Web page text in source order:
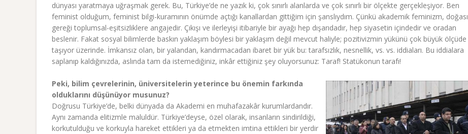
dünyası yaratmaya uğraşmak gerek. Bu, Türkiye’de ne yazık ki, çok sınırlı alanlarda ve çok sınırlı bir ölçekte gerçekleşiyor. Ben
feminist olduğum, feminist bilgi-kuramının önümde açtığı kanallardan gittiğim için şanslıydım. Çünkü akademik feminizm, doğası
gereği toplumsal-eşitsizliklere angajedir. Çıkışı ve ilerleyişi itibariyle bir ayağı hep dışarıdadır, hep siyasetin içindedir ve oradan
beslenir. Fakat sosyal bilimlerde baskın yaklaşım böylesi bir yaklaşım değil mevcut haliyle; pozitivizmin yükünü çok büyük ölçüde
taşıyor üzerinde. İmkansız olan, bir yalandan, kandırmacadan ibaret bir yük bu: tarafsızlık, nesnellik, vs. vs. iddiaları. Bu iddialara
saplanıp kaldığınızda, aslında tam da istemediğiniz, inkâr ettiğiniz şey oluyorsunuz: Taraf! Statükonun tarafı!
Peki, bilim çevrelerinin, üniversitelerin yeterince bu önemin farkında
olduklarını düşünüyor musunuz?
Doğrusu Türkiye’de, belki dünyada da Akademi en muhafazakâr kurumlardandır.
Aynı zamanda elitizmle maluldür. Türkiye’deyse, özel olarak, insanların sindirildiği,
korkutulduğu ve korkuyla hareket ettikleri ya da etmekten imtina ettikleri bir yerdir